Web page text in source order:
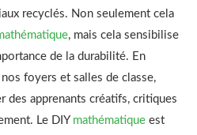
recyclés. Non seulement cela
, mais cela sensibilise
de la durabilité. En
foyers et salles de classe,
des apprenants créatifs, critiques
Le DIY mathématique est